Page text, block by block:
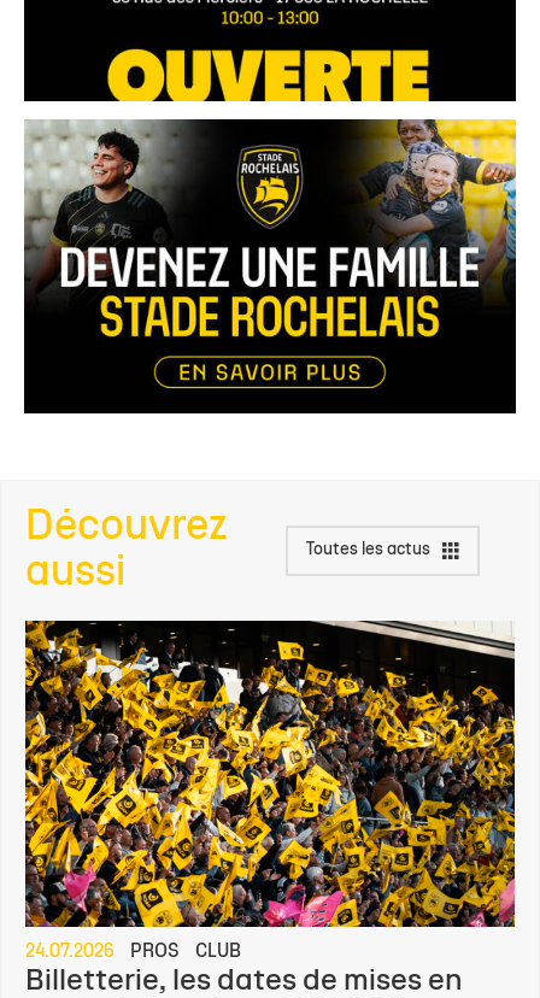
Découvrez
aussi
Toutes les actus
24.07.2026 PROS CLUB
Billetterie, les dates de mises en